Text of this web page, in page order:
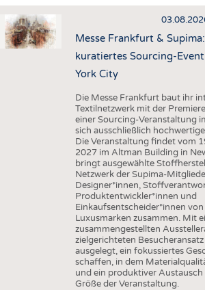
HAUS- UND HEIMTEXTILIEN
BEKLEIDUNG
TESTS
AUSSCHREIBUNGEN
DTV AUSSCHREIBUNGSDIENST
ADRESSEN & LINKS
PUBLIKATIONEN
TERMINE
Messe Frankfurt &
kuratiertes Sourcing-
York City
Die Messe Frankfurt baut ihr
Textilnetzwerk mit der
einer Sourcing-Veranstaltung
sich ausschließlich
Die Veranstaltung findet vom
2027 im Altman Building in
bringt ausgewählte
Netzwerk der Supima-
Designer*innen,
Produktentwickler*innen und
Einkaufsentscheider*innen
Luxusmarken zusammen. Mit
zusammengestellten
zielgerichteten
ausgelegt, ein fokussiertes
schaffen, in dem
und ein produktiver Austausch
Größe der Veranstaltung.